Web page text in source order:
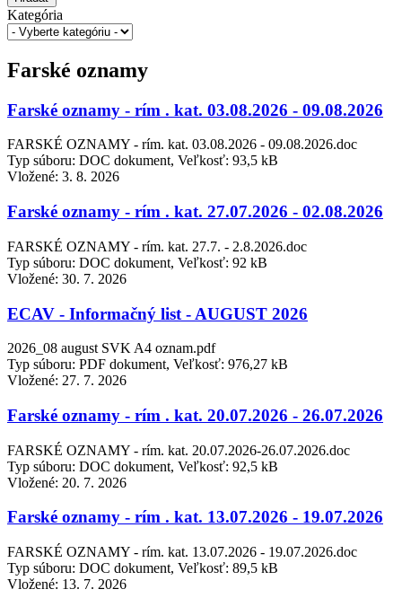
Kategória
Farské oznamy
Farské oznamy - rím . kat. 03.08.2026 - 09.08.2026
FARSKÉ OZNAMY - rím. kat. 03.08.2026 - 09.08.2026.doc
Typ súboru: DOC dokument, Veľkosť: 93,5 kB
Vložené: 3. 8. 2026
Farské oznamy - rím . kat. 27.07.2026 - 02.08.2026
FARSKÉ OZNAMY - rím. kat. 27.7. - 2.8.2026.doc
Typ súboru: DOC dokument, Veľkosť: 92 kB
Vložené: 30. 7. 2026
ECAV - Informačný list - AUGUST 2026
2026_08 august SVK A4 oznam.pdf
Typ súboru: PDF dokument, Veľkosť: 976,27 kB
Vložené: 27. 7. 2026
Farské oznamy - rím . kat. 20.07.2026 - 26.07.2026
FARSKÉ OZNAMY - rím. kat. 20.07.2026-26.07.2026.doc
Typ súboru: DOC dokument, Veľkosť: 92,5 kB
Vložené: 20. 7. 2026
Farské oznamy - rím . kat. 13.07.2026 - 19.07.2026
FARSKÉ OZNAMY - rím. kat. 13.07.2026 - 19.07.2026.doc
Typ súboru: DOC dokument, Veľkosť: 89,5 kB
Vložené: 13. 7. 2026